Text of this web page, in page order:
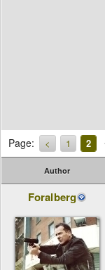
Page: < 1 2
Author
Foralberg